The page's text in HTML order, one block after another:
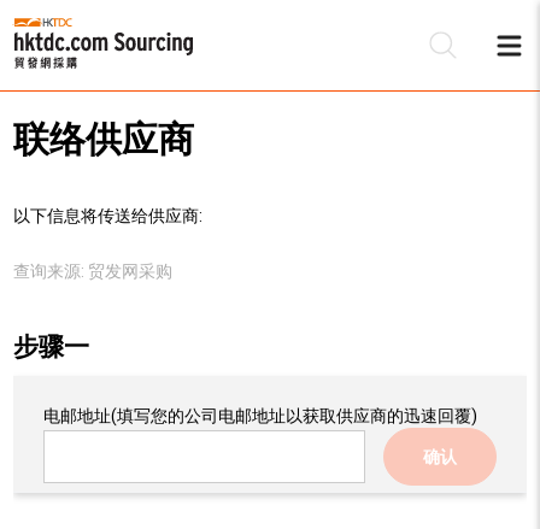
联络供应商
以下信息将传送给供应商:
查询来源: 贸发网采购
步骤一
电邮地址(填写您的公司电邮地址以获取供应商的迅速回覆)
确认